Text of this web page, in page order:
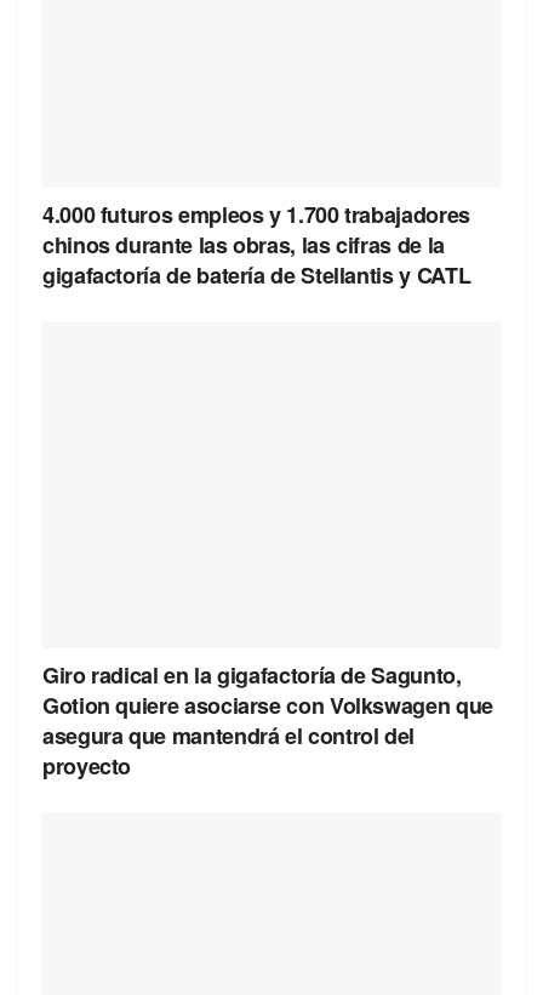
4.000 futuros empleos y 1.700 trabajadores
chinos durante las obras, las cifras de la
gigafactoría de batería de Stellantis y CATL
Giro radical en la gigafactoría de Sagunto,
Gotion quiere asociarse con Volkswagen que
asegura que mantendrá el control del
proyecto